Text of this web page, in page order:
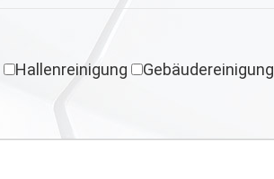
Hallenreinigung Gebäudereinigung